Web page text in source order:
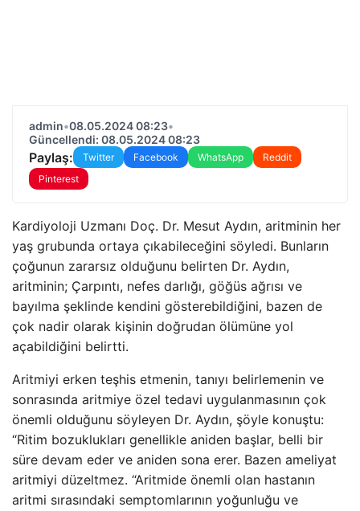
admin•08.05.2024 08:23•
Güncellendi: 08.05.2024 08:23
Paylaş: Twitter Facebook WhatsApp
Reddit
Pinterest
Kardiyoloji Uzmanı Doç. Dr. Mesut Aydın, aritminin her
yaş grubunda ortaya çıkabileceğini söyledi. Bunların
çoğunun zararsız olduğunu belirten Dr. Aydın,
aritminin; Çarpıntı, nefes darlığı, göğüs ağrısı ve
bayılma şeklinde kendini gösterebildiğini, bazen de
çok nadir olarak kişinin doğrudan ölümüne yol
açabildiğini belirtti.
Aritmiyi erken teşhis etmenin, tanıyı belirlemenin ve
sonrasında aritmiye özel tedavi uygulanmasının çok
önemli olduğunu söyleyen Dr. Aydın, şöyle konuştu:
“Ritim bozuklukları genellikle aniden başlar, belli bir
süre devam eder ve aniden sona erer. Bazen ameliyat
aritmiyi düzeltmez. “Aritmide önemli olan hastanın
aritmi sırasındaki semptomlarının yoğunluğu ve